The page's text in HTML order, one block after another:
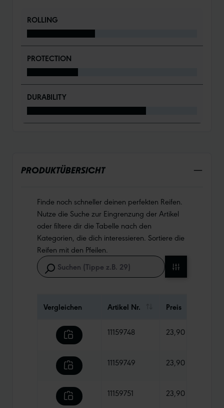
ROLLING
PROTECTION
DURABILITY
PRODUKTÜBERSICHT
Finde noch schneller deinen perfekten Reifen.
Nutze die Suche zur Eingrenzung der Artikel
oder filtere dir die Tabelle nach den
Kategorien, die dich interessieren. Sortiere die
Reifen mit den Pfeilen.
Vergleichen Artikel Nr. Preis
11159748 23,90 €
11159749 23,90 €
11159751 23,90 €